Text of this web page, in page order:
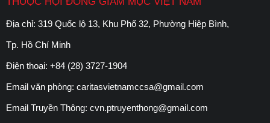
Địa chỉ: 319 Quốc lộ 13, Khu Phố 32, Phường Hiệp Bình,
Tp. Hồ Chí Minh
Điện thoại: +84 (28) 3727-1904
Email văn phòng: caritasvietnamccsa@gmail.com
Email Truyền Thông: cvn.ptruyenthong@gmail.com